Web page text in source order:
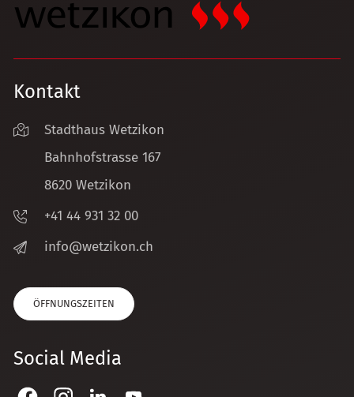
Kontakt
Stadthaus Wetzikon
Bahnhofstrasse 167
8620 Wetzikon
+41 44 931 32 00
nf
w tz k n ch
ÖFFNUNGSZEITEN
Social Media